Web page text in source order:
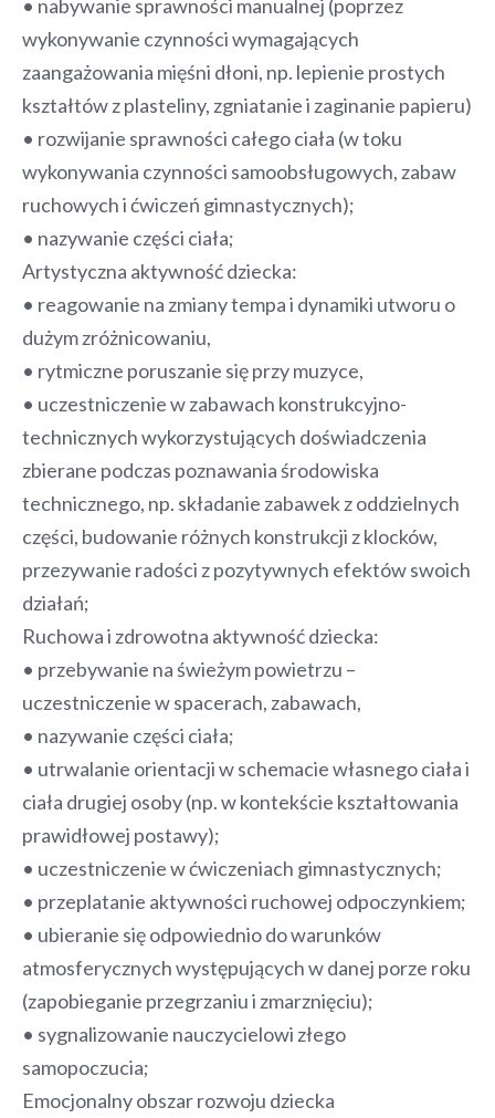
• nabywanie sprawności manualnej (poprzez
wykonywanie czynności wymagających
zaangażowania mięśni dłoni, np. lepienie prostych
kształtów z plasteliny, zgniatanie i zaginanie papieru)
• rozwijanie sprawności całego ciała (w toku
wykonywania czynności samoobsługowych, zabaw
ruchowych i ćwiczeń gimnastycznych);
• nazywanie części ciała;
Artystyczna aktywność dziecka:
• reagowanie na zmiany tempa i dynamiki utworu o
dużym zróżnicowaniu,
• rytmiczne poruszanie się przy muzyce,
• uczestniczenie w zabawach konstrukcyjno-
technicznych wykorzystujących doświadczenia
zbierane podczas poznawania środowiska
technicznego, np. składanie zabawek z oddzielnych
części, budowanie różnych konstrukcji z klocków,
przezywanie radości z pozytywnych efektów swoich
działań;
Ruchowa i zdrowotna aktywność dziecka:
• przebywanie na świeżym powietrzu –
uczestniczenie w spacerach, zabawach,
• nazywanie części ciała;
• utrwalanie orientacji w schemacie własnego ciała i
ciała drugiej osoby (np. w kontekście kształtowania
prawidłowej postawy);
• uczestniczenie w ćwiczeniach gimnastycznych;
• przeplatanie aktywności ruchowej odpoczynkiem;
• ubieranie się odpowiednio do warunków
atmosferycznych występujących w danej porze roku
(zapobieganie przegrzaniu i zmarznięciu);
• sygnalizowanie nauczycielowi złego
samopoczucia;
Emocjonalny obszar rozwoju dziecka